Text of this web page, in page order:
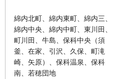
綿内北町、綿内東町、綿内三、
綿内中央、綿内中町、東川田、
町川田、牛島、保科中央（須
釜、在家、引沢、久保、町滝
崎、矢原）、保科温泉、保科
南、若穂団地